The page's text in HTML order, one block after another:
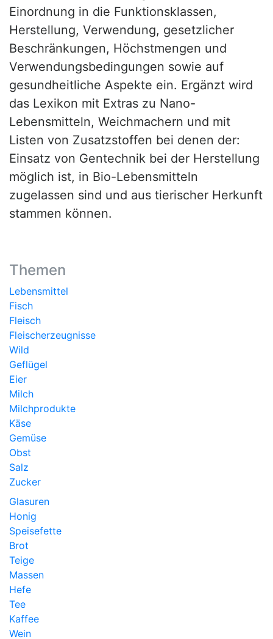
Einordnung in die Funktionsklassen,
Herstellung, Verwendung, gesetzlicher
Beschränkungen, Höchstmengen und
Verwendungsbedingungen sowie auf
gesundheitliche Aspekte ein. Ergänzt wird
das Lexikon mit Extras zu Nano-
Lebensmitteln, Weichmachern und mit
Listen von Zusatzstoffen bei denen der:
Einsatz von Gentechnik bei der Herstellung
möglich ist, in Bio-Lebensmitteln
zugelassen sind und aus tierischer Herkunft
stammen können.
Themen
Lebensmittel
Fisch
Fleisch
Fleischerzeugnisse
Wild
Geflügel
Eier
Milch
Milchprodukte
Käse
Gemüse
Obst
Salz
Zucker
Glasuren
Honig
Speisefette
Brot
Teige
Massen
Hefe
Tee
Kaffee
Wein